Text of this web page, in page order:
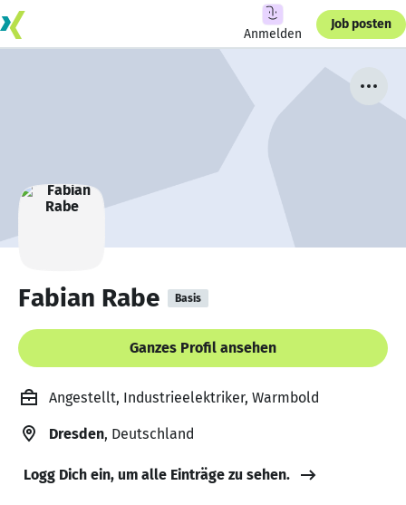
Anmelden
Job posten
Fabian Rabe Basis
Ganzes Profil ansehen
Angestellt, Industrieelektriker, Warmbold
Dresden, Deutschland
Logg Dich ein, um alle Einträge zu sehen.